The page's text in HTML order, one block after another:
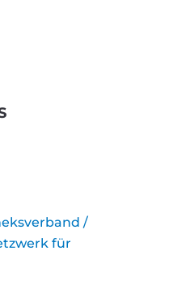
/
für